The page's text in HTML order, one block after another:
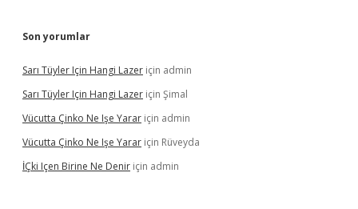
Son yorumlar
Sarı Tüyler Için Hangi Lazer için admin
Sarı Tüyler Için Hangi Lazer için Şimal
Vücutta Çinko Ne Işe Yarar için admin
Vücutta Çinko Ne Işe Yarar için Rüveyda
İÇki Içen Birine Ne Denir için admin